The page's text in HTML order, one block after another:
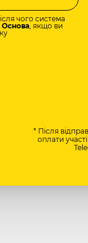
чого система
Основа, якщо ви
* Після
оплати участі.